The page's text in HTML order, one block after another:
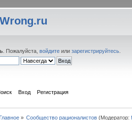
. Пожалуйста,войдите илизарегистрируйтесь
Вход Регистрация
Главное» Сообщество рационалистов (Модератор: